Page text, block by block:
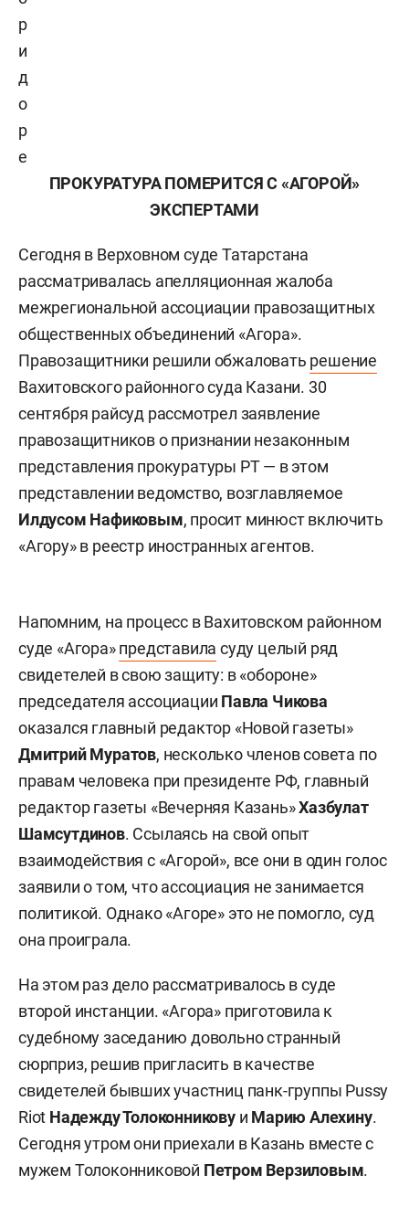
р
и
д
о
р
е
ПРОКУРАТУРА ПОМЕРИТСЯ С «АГОРОЙ»
ЭКСПЕРТАМИ
Сегодня в Верховном суде Татарстана
рассматривалась апелляционная жалоба
межрегиональной ассоциации правозащитных
общественных объединений «Агора».
Правозащитники решили обжаловать решение
Вахитовского районного суда Казани. 30
сентября райсуд рассмотрел заявление
правозащитников о признании незаконным
представления прокуратуры РТ — в этом
представлении ведомство, возглавляемое
Илдусом Нафиковым, просит минюст включить
«Агору» в реестр иностранных агентов.
Напомним, на процесс в Вахитовском районном
суде «Агора»представила суду целый ряд
свидетелей в свою защиту: в «обороне»
председателя ассоциации Павла Чикова
оказался главный редактор «Новой газеты»
Дмитрий Муратов, несколько членов совета по
правам человека при президенте РФ, главный
редактор газеты «Вечерняя Казань»Хазбулат
Шамсутдинов. Ссылаясь на свой опыт
взаимодействия с «Агорой», все они в один голос
заявили о том, что ассоциация не занимается
политикой. Однако «Агоре» это не помогло, суд
она проиграла.
На этом раз дело рассматривалось в суде
второй инстанции. «Агора» приготовила к
судебному заседанию довольно странный
сюрприз, решив пригласить в качестве
свидетелей бывших участниц панк-группы Pussy
Riot Надежду Толоконниковуи Марию Алехину.
Сегодня утром они приехали в Казань вместе с
мужем Толоконниковой Петром Верзиловым.